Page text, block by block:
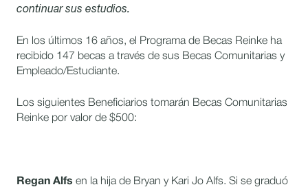
continuar sus estudios.
En los últimos 16 años, el Programa de Becas Reinke ha
recibido 147 becas a través de sus Becas Comunitarias y
Empleado/Estudiante.
Los siguientes Beneficiarios tomarán Becas Comunitarias
Reinke por valor de $500:
Regan Alfs en la hija de Bryan y Kari Jo Alfs. Si se graduó